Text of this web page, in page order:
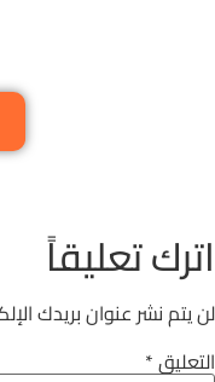
اترك تعليقاً
لن يتم نشر عنوان بريدك
التعليق*